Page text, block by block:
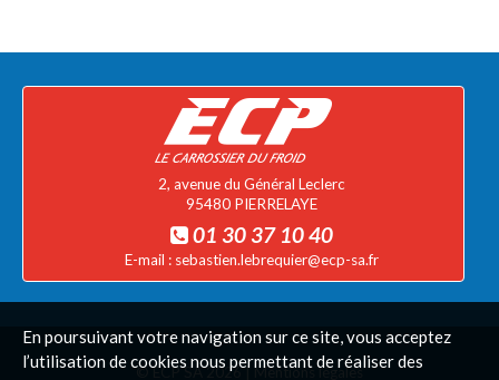
ACTUALITÉS
CONTACT
2, avenue du Général Leclerc
95480 PIERRELAYE
01 30 37 10 40
E-mail : sebastien.lebrequier@ecp-sa.fr
© ECP SA 2026 |Mentions légales
En poursuivant votre navigation sur ce site, vous acceptez
l’utilisation de cookies nous permettant de réaliser des